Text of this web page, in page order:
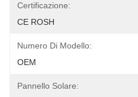
Certificazione:
CE ROSH
Numero Di Modello:
OEM
Pannello Solare: